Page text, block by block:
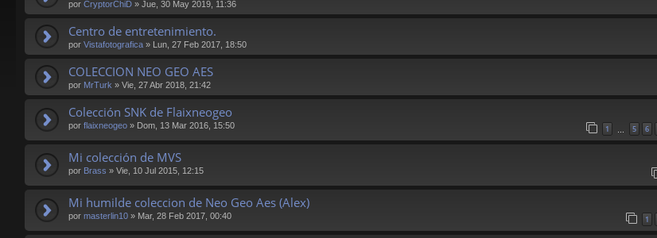
por CryptorChiD » Jue, 30 May 2019, 11:36
Centro de entretenimiento.
por Vistafotografica » Lun, 27 Feb 2017, 18:50
COLECCION NEO GEO AES
por MrTurk » Vie, 27 Abr 2018, 21:42
Colección SNK de Flaixneogeo
por flaixneogeo » Dom, 13 Mar 2016, 15:50 1 5 6
Mi colección de MVS
por Brass » Vie, 10 Jul 2015, 12:15
Mi humilde coleccion de Neo Geo Aes (Alex)
por masterlin10 » Mar, 28 Feb 2017, 00:40 1